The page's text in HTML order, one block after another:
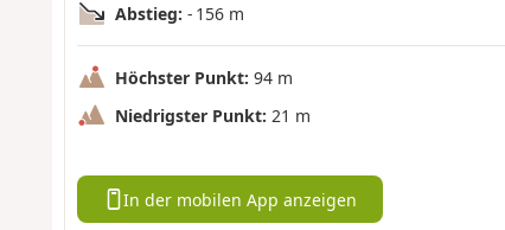
Abstieg: - 156 m
Höchster Punkt: 94 m
Niedrigster Punkt: 21 m
In der mobilen App anzeigen